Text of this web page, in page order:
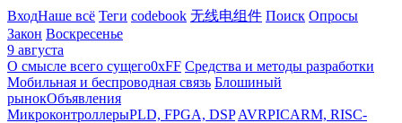
ВходНаше всё Теги codebook 无线电组件 Поиск Опросы
Закон Воскресенье
9 августа
О смысле всего сущего0xFF Средства и методы разработки
Мобильная и беспроводная связь Блошиный
рынокОбъявления
МикроконтроллерыPLD, FPGA, DSP AVRPICARM, RISC-